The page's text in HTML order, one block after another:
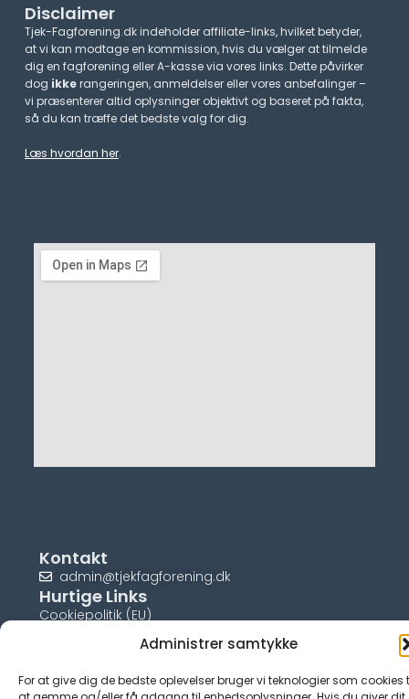
Administrer samtykke
For at give dig de bedste oplevelser bruger vi teknologier som cookies
Disclaimer
Tjek-Fagforening.dk indeholder affiliate-links, hvilket betyder,
at vi kan modtage en kommission, hvis du vælger at tilmelde
dig en fagforening eller A-kasse via vores links. Dette påvirker
dog ikkerangeringen, anmeldelser eller vores anbefalinger –
vi præsenterer altid oplysninger objektivt og baseret på fakta,
så du kan træffe det bedste valg for dig.
Læs hvordan her.
Kontakt
admin@tjekfagforening.dk
Hurtige Links
Cookiepolitik (EU)